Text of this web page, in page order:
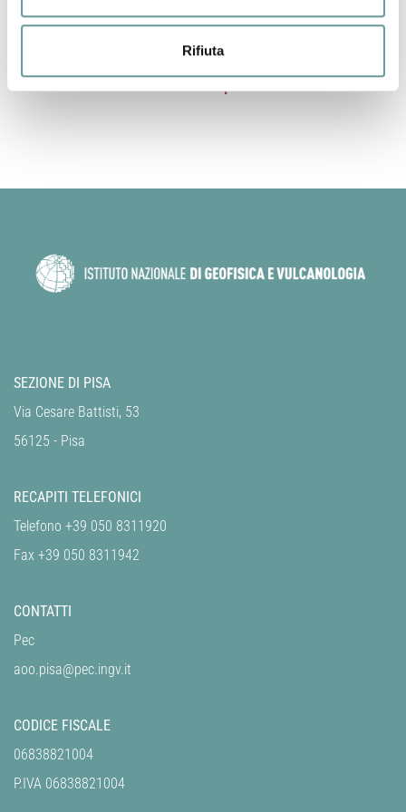
Rifiuta
toscano e la Corsica.
Back to top
SEZIONE DI PISA
Via Cesare Battisti, 53
56125 - Pisa
RECAPITI TELEFONICI
Telefono +39 050 8311920
Fax +39 050 8311942
CONTATTI
Pec
aoo.pisa@pec.ingv.it
CODICE FISCALE
06838821004
P.IVA 06838821004